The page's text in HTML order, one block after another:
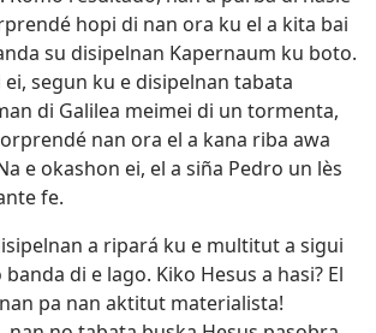
hopi di nan ora ku el a kita bai
su disipelnan Kapernaum ku boto.
ei, segun ku e disipelnan tabata
di Galilea meimei di un tormenta,
nan ora el a kana riba awa
e okashon ei, el a siña Pedro un lès
fe.
a ripará ku e multitut a sigui
di e lago. Kiko Hesus a hasi? El
pa nan aktitut materialista!